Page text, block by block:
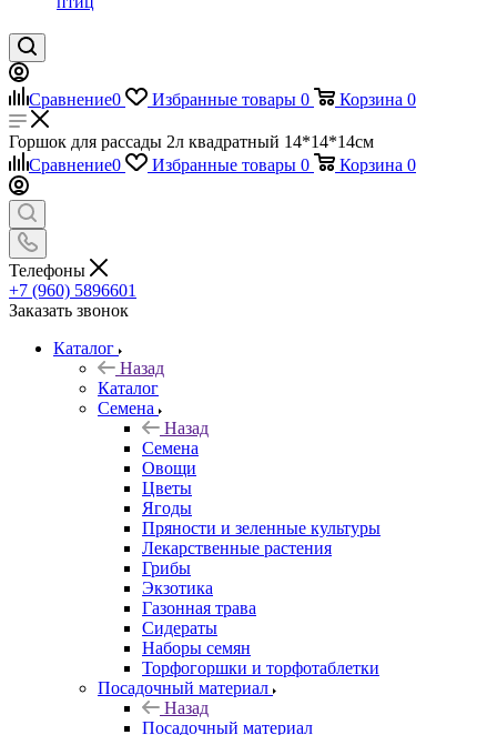
Сравнение0 Избранные товары 0 Корзина 0
Горшок для рассады 2л квадратный 14*14*14см
Сравнение0 Избранные товары 0 Корзина 0
Телефоны
+7 (960) 5896601
Заказать звонок
Каталог
Назад
Каталог
Семена
Назад
Семена
Овощи
Цветы
Ягоды
Пряности и зеленные культуры
Лекарственные растения
Грибы
Экзотика
Газонная трава
Сидераты
Наборы семян
Торфогоршки и торфотаблетки
Посадочный материал
Назад
Посадочный материал